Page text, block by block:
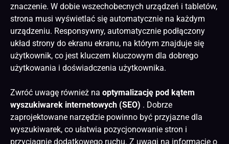
znaczenie. W dobie wszechobecnych urządzeń i tabletów,
strona musi wyświetlać się automatycznie na każdym
urządzeniu. Responsywny, automatycznie podłączony
układ strony do ekranu ekranu, na którym znajduje się
użytkownik, co jest kluczem kluczowym dla dobrego
użytkowania i doświadczenia użytkownika.
Zwróć uwagę również na optymalizację pod kątem
wyszukiwarek internetowych (SEO) . Dobrze
zaprojektowane narzędzie powinno być przyjazne dla
wyszukiwarek, co ułatwia pozycjonowanie stron i
przyciągnie dodatkowego ruchu. Z uwagi na informacje o